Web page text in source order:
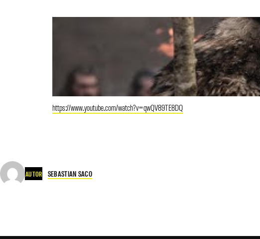
https://www.youtube.com/watch?v=qwQV89TE8DQ
AUTOR SEBASTIAN SACO